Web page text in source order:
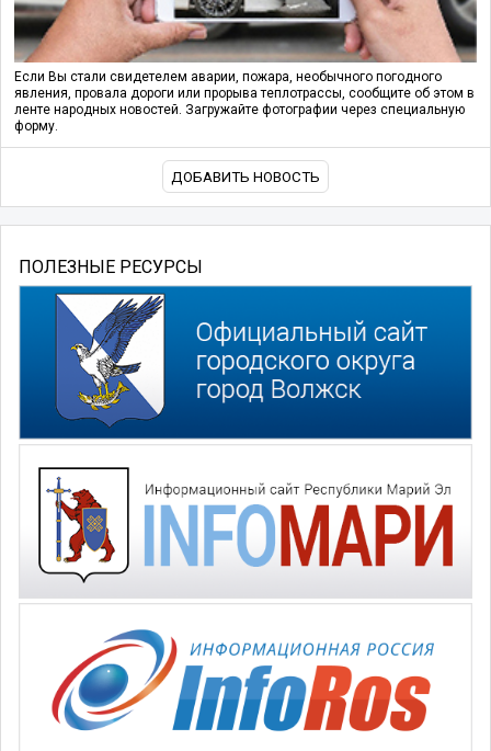
Если Вы стали свидетелем аварии, пожара, необычного погодного
явления, провала дороги или прорыва теплотрассы, сообщите об этом в
ленте народных новостей. Загружайте фотографии через специальную
форму.
ДОБАВИТЬ НОВОСТЬ
ПОЛЕЗНЫЕ РЕСУРСЫ